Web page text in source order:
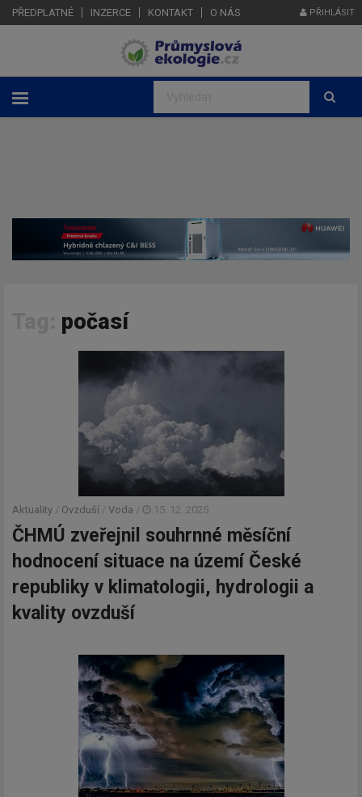
PŘEDPLATNÉ INZERCE KONTAKT O NÁS PŘIHLÁSIT
počasí
Aktuality / Ovzduší / Voda / 15. 12. 2025
ČHMÚ zveřejnil souhrnné měsíční
hodnocení situace na území České
republiky v klimatologii, hydrologii a
kvality ovzduší